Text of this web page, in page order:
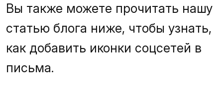
Вы также можете прочитать нашу
статью блога ниже, чтобы узнать,
как добавить иконки соцсетей в
письма.